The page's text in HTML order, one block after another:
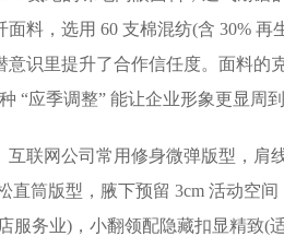
料，选用 60 支棉混纺(含 30%
识里提升了合作信任度。面料的
“应季调整” 能让企业形象更显周到
联网公司常用修身微弹版型，肩
直筒版型，腋下预留 3cm 活动空
服务业)，小翻领配隐藏扣显精致(